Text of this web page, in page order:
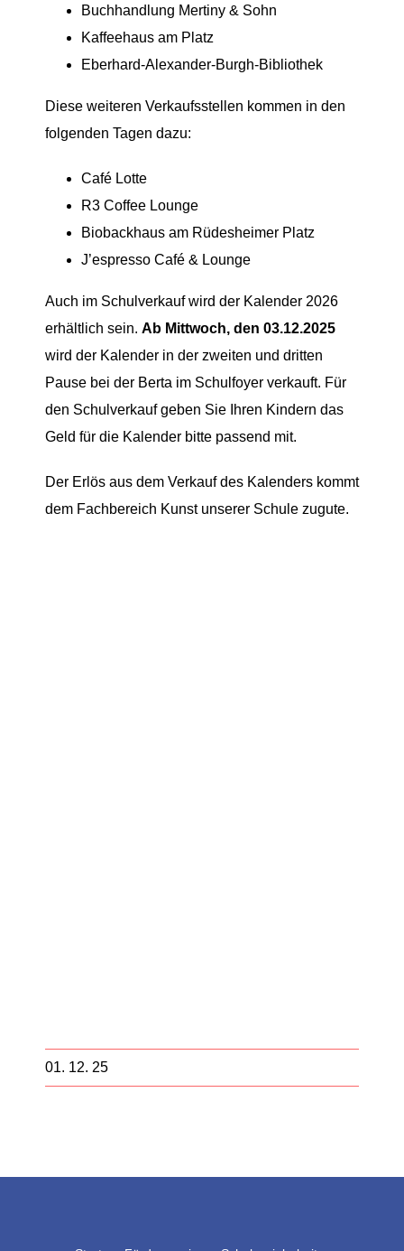
Buchhandlung Mertiny & Sohn
Kaffeehaus am Platz
Eberhard-Alexander-Burgh-Bibliothek
Diese weiteren Verkaufsstellen kommen in den
folgenden Tagen dazu:
Café Lotte
R3 Coffee Lounge
Biobackhaus am Rüdesheimer Platz
J’espresso Café & Lounge
Auch im Schulverkauf wird der Kalender 2026
erhältlich sein. Ab Mittwoch, den 03.12.2025
wird der Kalender in der zweiten und dritten
Pause bei der Berta im Schulfoyer verkauft. Für
den Schulverkauf geben Sie Ihren Kindern das
Geld für die Kalender bitte passend mit.
Der Erlös aus dem Verkauf des Kalenders kommt
dem Fachbereich Kunst unserer Schule zugute.
01. 12. 25